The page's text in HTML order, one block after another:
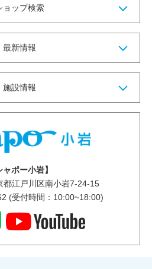
ョップ検索
最新情報
施設情報
ャポー小岩】
都江戸川区南小岩7-24-15
(受付時間：10:00~18:00)